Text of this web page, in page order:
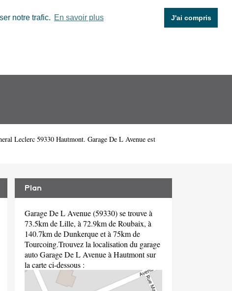
notre trafic. En savoir plus J'ai compris
Leclerc 59330 Hautmont. Garage De L Avenue est
Plan
Garage De L Avenue (59330) se trouve à
73.5km de Lille, à 72.9km de Roubaix, à
140.7km de Dunkerque et à 75km de
Tourcoing.Trouvez la localisation du garage
auto Garage De L Avenue à Hautmont sur
la carte ci-dessous :